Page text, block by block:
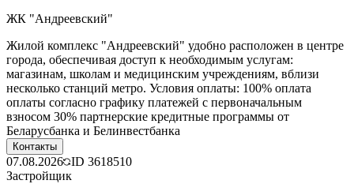
ЖК "Андреевский"
Жилой комплекс "Андреевский" удобно расположен в центре
города, обеспечивая доступ к необходимым услугам:
магазинам, школам и медицинским учреждениям, вблизи
несколько станций метро. Условия оплаты: 100% оплата
оплаты согласно графику платежей с первоначальным
взносом 30% партнерские кредитные программы от
Беларусбанка и Белинвестбанка
Контакты
07.08.2026 ID 3618510
Застройщик